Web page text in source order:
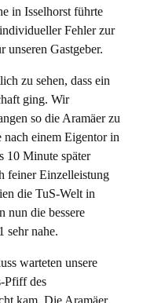
in Isselhorst führte
Fehler zur
unseren Gastgeber.
zu sehen, dass ein
ging. Wir
so die Aramäer zu
einem Eigentor in
10 Minute später
feiner Einzelleistung
die TuS-Welt in
nun die bessere
sehr nahe.
warteten unsere
Pfiff des
kam. Die Aramäer